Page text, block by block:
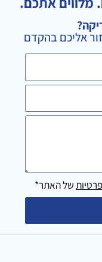
g
r
a
אליכם בהקדם
של האתר*